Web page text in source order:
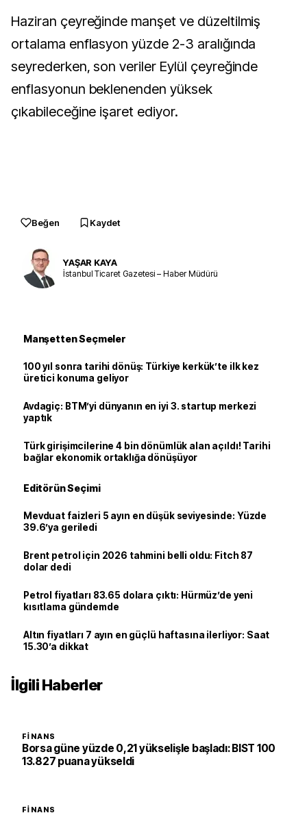
Haziran çeyreğinde manşet ve düzeltilmiş
ortalama enflasyon yüzde 2-3 aralığında
seyrederken, son veriler Eylül çeyreğinde
enflasyonun beklenenden yüksek
çıkabileceğine işaret ediyor.
Beğen Kaydet
YAŞAR KAYA
İstanbul Ticaret Gazetesi – Haber Müdürü
Manşetten Seçmeler
100 yıl sonra tarihi dönüş: Türkiye kerkük’te ilk kez
üretici konuma geliyor
Avdagiç: BTM’yi dünyanın en iyi 3. startup merkezi
yaptık
Türk girişimcilerine 4 bin dönümlük alan açıldı! Tarihi
bağlar ekonomik ortaklığa dönüşüyor
Editörün Seçimi
Mevduat faizleri 5 ayın en düşük seviyesinde: Yüzde
39.6’ya geriledi
Brent petrol için 2026 tahmini belli oldu: Fitch 87
dolar dedi
Petrol fiyatları 83.65 dolara çıktı: Hürmüz’de yeni
kısıtlama gündemde
Altın fiyatları 7 ayın en güçlü haftasına ilerliyor: Saat
15.30’a dikkat
İlgili Haberler
FINANS
Borsa güne yüzde 0,21 yükselişle başladı: BIST 100
13.827 puana yükseldi
FINANS